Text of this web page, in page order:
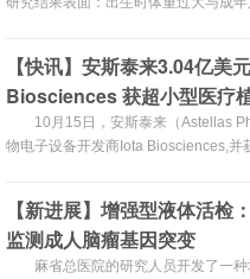
【快讯】安斯泰来3.04亿美
Biosciences 获超小型医疗
10月15日，安斯泰来（Astellas
物电子设备开发商Iota Biosciences,并
【新进展】增强型液体活检
监测成人脑瘤基因突变
麻省总医院的研究人员开发了一